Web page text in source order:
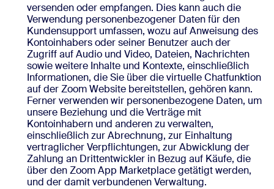
versenden oder empfangen. Dies kann auch die
Verwendung personenbezogener Daten für den
Kundensupport umfassen, wozu auf Anweisung des
Kontoinhabers oder seiner Benutzer auch der
Zugriff auf Audio und Video, Dateien, Nachrichten
sowie weitere Inhalte und Kontexte, einschließlich
Informationen, die Sie über die virtuelle Chatfunktion
auf der Zoom Website bereitstellen, gehören kann.
Ferner verwenden wir personenbezogene Daten, um
unsere Beziehung und die Verträge mit
Kontoinhabern und anderen zu verwalten,
einschließlich zur Abrechnung, zur Einhaltung
vertraglicher Verpflichtungen, zur Abwicklung der
Zahlung an Drittentwickler in Bezug auf Käufe, die
über den Zoom App Marketplace getätigt werden,
und der damit verbundenen Verwaltung.